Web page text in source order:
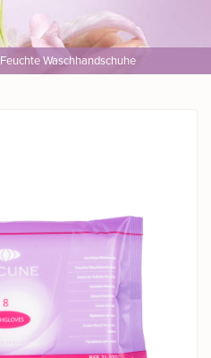
Feuchte Waschhandschuhe